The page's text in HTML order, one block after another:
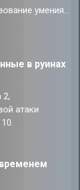
умения
4,
в руинах
2,
атаки